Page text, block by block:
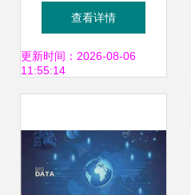
服务器搭建案例 实
现Linux服务器的无
查看详情
更新时间：2026-08-06
11:55:14